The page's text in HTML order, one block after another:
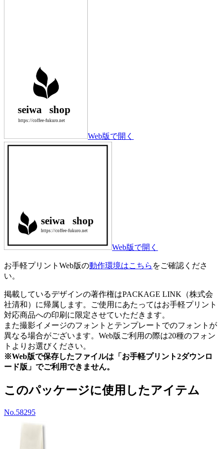
Web版で開く
Web版で開く
お手軽プリントWeb版の動作環境はこちら をご確認くださ
い。
掲載しているデザインの著作権はPACKAGE LINK（株式会
社清和）に帰属します。ご使用にあたってはお手軽プリント
対応商品への印刷に限定させていただきます。
また撮影イメージのフォントとテンプレートでのフォントが
異なる場合がございます。Web版ご利用の際は20種のフォン
トよりお選びください。
※Web版で保存したファイルは「お手軽プリント2ダウンロ
ード版」でご利用できません。
このパッケージに使用したアイテム
No.58295